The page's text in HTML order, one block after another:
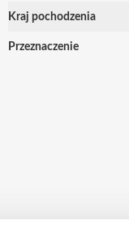
Kraj pochodzenia
Przeznaczenie